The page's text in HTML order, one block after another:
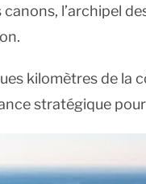
l’archipel
kilomètres de la
stratégique